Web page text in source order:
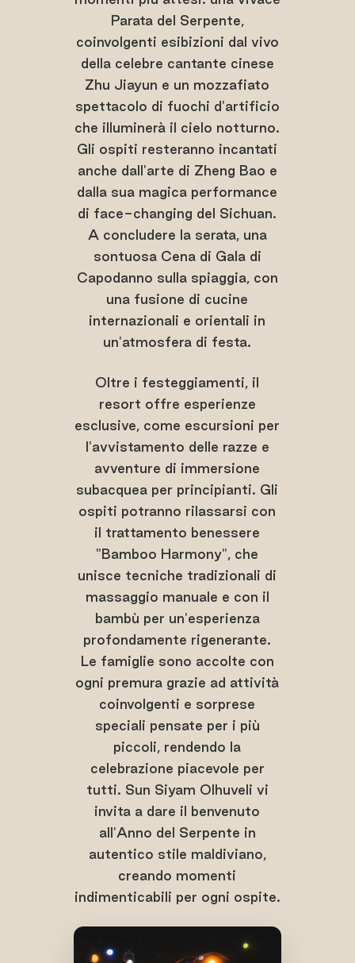
Parata del Serpente,
coinvolgenti esibizioni dal vivo
della celebre cantante cinese
Zhu Jiayun e un mozzafiato
spettacolo di fuochi d'artificio
che illuminerà il cielo notturno.
Gli ospiti resteranno incantati
anche dall'arte di Zheng Bao e
dalla sua magica performance
di face-changing del Sichuan.
A concludere la serata, una
sontuosa Cena di Gala di
Capodanno sulla spiaggia, con
una fusione di cucine
internazionali e orientali in
un'atmosfera di festa.
Oltre i festeggiamenti, il
resort offre esperienze
esclusive, come escursioni per
l'avvistamento delle razze e
avventure di immersione
subacquea per principianti. Gli
ospiti potranno rilassarsi con
il trattamento benessere
"Bamboo Harmony", che
unisce tecniche tradizionali di
massaggio manuale e con il
bambù per un'esperienza
profondamente rigenerante.
Le famiglie sono accolte con
ogni premura grazie ad attività
coinvolgenti e sorprese
speciali pensate per i più
piccoli, rendendo la
celebrazione piacevole per
tutti. Sun Siyam Olhuveli vi
invita a dare il benvenuto
all'Anno del Serpente in
autentico stile maldiviano,
creando momenti
indimenticabili per ogni ospite.